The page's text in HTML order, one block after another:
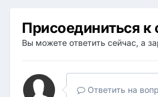
Присоединиться
Вы можете ответить сейчас, а
Ответить на